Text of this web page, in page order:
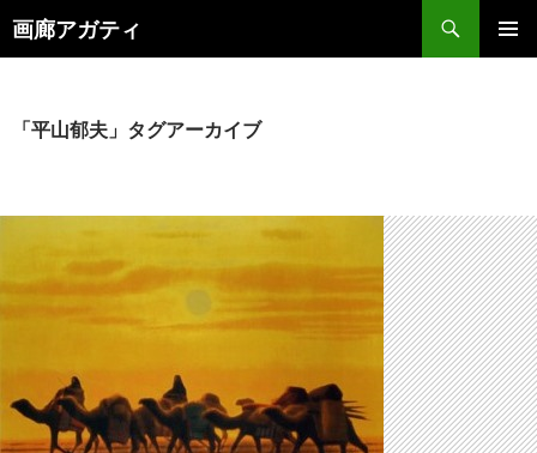
画廊アガティ
索
ン
キ
「平山郁夫」タグアーカイブ